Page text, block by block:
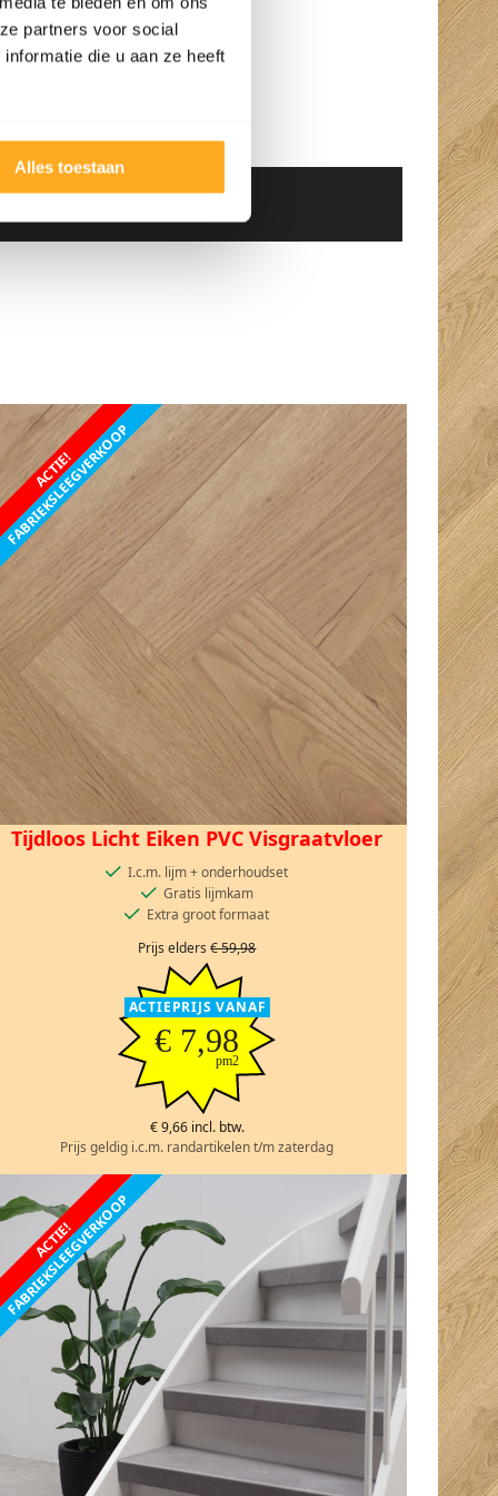
partners voor social
die u aan ze heeft
Alles toestaan
op = op
ACTIE!
FABRIEKSLEEGVERKOOP
Tijdloos Licht Eiken PVC Visgraatvloer
I.c.m. lijm + onderhoudset
Gratis lijmkam
Extra groot formaat
Prijs elders€ 59,98
ACTIEPRIJS VANAF
€ 7,98
pm2
€ 9,66 incl. btw.
Prijs geldig i.c.m. randartikelen t/m zaterdag
ACTIE!
FABRIEKSLEEGVERKOOP